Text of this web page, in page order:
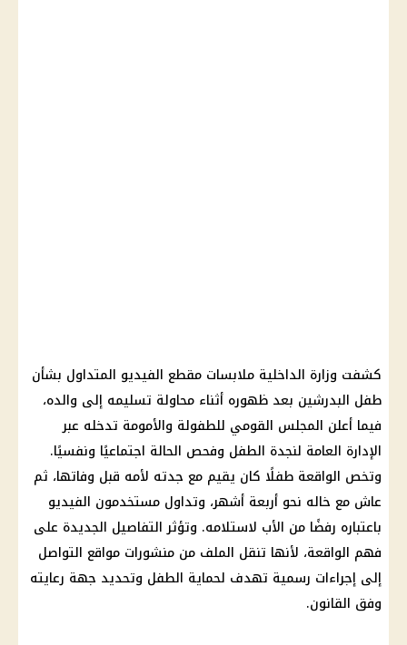
كشفت وزارة الداخلية ملابسات مقطع الفيديو المتداول بشأن
طفل البدرشين بعد ظهوره أثناء محاولة تسليمه إلى والده،
فيما أعلن المجلس القومي للطفولة والأمومة تدخله عبر
الإدارة العامة لنجدة الطفل وفحص الحالة اجتماعيًا ونفسيًا.
وتخص الواقعة طفلًا كان يقيم مع جدته لأمه قبل وفاتها، ثم
عاش مع خاله نحو أربعة أشهر، وتداول مستخدمون الفيديو
باعتباره رفضًا من الأب لاستلامه. وتؤثر التفاصيل الجديدة على
فهم الواقعة، لأنها تنقل الملف من منشورات مواقع التواصل
إلى إجراءات رسمية تهدف لحماية الطفل وتحديد جهة رعايته
وفق القانون.